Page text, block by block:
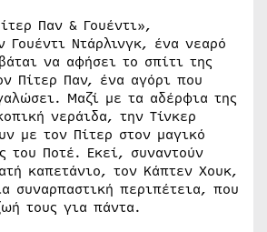
Παν & Γουέντι»,
Γουέντι Ντάρλινγκ, ένα νεαρό
να αφήσει το σπίτι της
Πίτερ Παν, ένα αγόρι που
Μαζί με τα αδέρφια της
νεράιδα, την Τίνκερ
με τον Πίτερ στον μαγικό
του Ποτέ. Εκεί, συναντούν
καπετάνιο, τον Κάπτεν Χουκ,
συναρπαστική περιπέτεια, που
τους για πάντα.